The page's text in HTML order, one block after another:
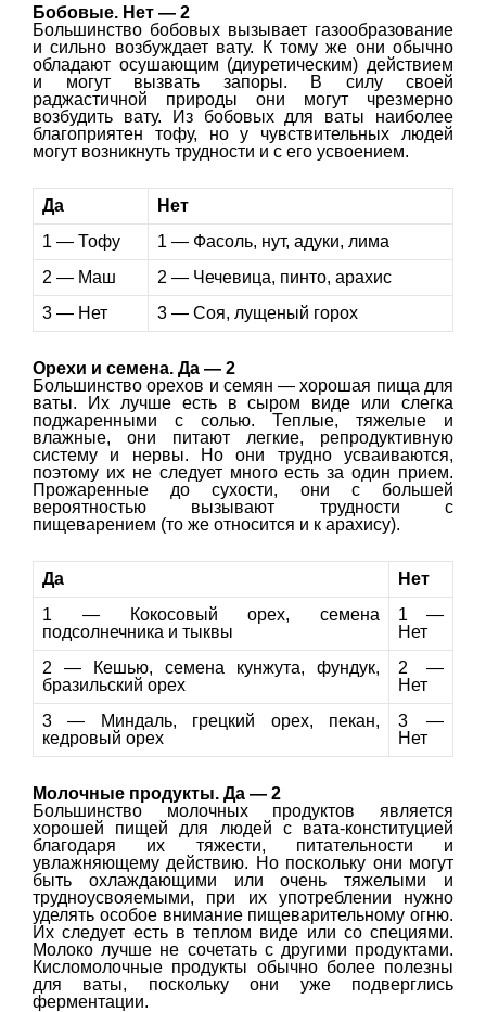
Бобовые. Нет — 2
Большинство бобовых вызывает газообразование
и сильно возбуждает вату. К тому же они обычно
обладают осушающим (диуретическим) действием
и могут вызвать запоры. В силу своей
раджастичной природы они могут чрезмерно
возбудить вату. Из бобовых для ваты наиболее
благоприятен тофу, но у чувствительных людей
могут возникнуть трудности и с его усвоением.
Да
Нет
1 — Тофу
1 — Фасоль, нут, адуки, лима
2 — Маш
2 — Чечевица, пинто, арахис
3 — Нет
3 — Соя, лущеный горох
Орехи и семена. Да — 2
Большинство орехов и семян — хорошая пища для
ваты. Их лучше есть в сыром виде или слегка
поджаренными с солью. Теплые, тяжелые и
влажные, они питают легкие, репродуктивную
систему и нервы. Но они трудно усваиваются,
поэтому их не следует много есть за один прием.
Прожаренные до сухости, они с большей
вероятностью вызывают трудности с
пищеварением (то же относится и к арахису).
Да
Нет
1 — Кокосовый орех, семена
подсолнечника и тыквы
1 —
Нет
2 — Кешью, семена кунжута, фундук,
бразильский орех
2 —
Нет
3 — Миндаль, грецкий орех, пекан,
кедровый орех
3 —
Нет
Молочные продукты. Да — 2
Большинство молочных продуктов является
хорошей пищей для людей с вата-конституцией
благодаря их тяжести, питательности и
увлажняющему действию. Но поскольку они могут
быть охлаждающими или очень тяжелыми и
трудноусвояемыми, при их употреблении нужно
уделять особое внимание пищеварительному огню.
Их следует есть в теплом виде или со специями.
Молоко лучше не сочетать с другими продуктами.
Кисломолочные продукты обычно более полезны
для ваты, поскольку они уже подверглись
ферментации.